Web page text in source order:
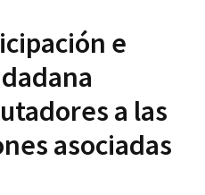
e
a las
asociadas